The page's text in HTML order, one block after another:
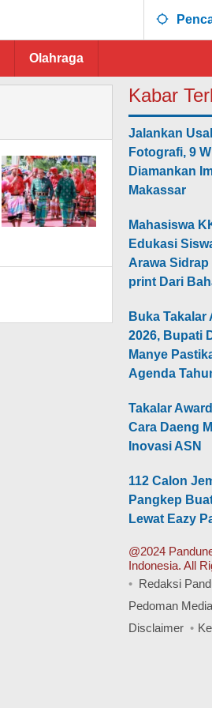
Olahraga
Kabar
Jalankan
Fotografi, 9
Diamankan
Makassar
Mahasiswa
Edukasi
Arawa
print Dari
Buka Takalar
2026, Bupati
Manye
Agenda
Takalar
Cara Daeng
Inovasi ASN
112 Calon
Pangkep
Lewat Eazy
@2024
Indonesia. All
Redaksi
Pedoman
Disclaimer